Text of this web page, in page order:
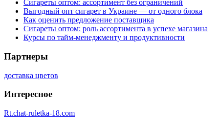
Сигареты оптом: ассортимент без ограничений
Выгодный опт сигарет в Украине — от одного блока
Как оценить предложение поставщика
Сигареты оптом: роль ассортимента в успехе магазина
Курсы по тайм-менеджменту и продуктивности
Партнеры
доставка цветов
Интересное
Rt.chat-ruletka-18.com